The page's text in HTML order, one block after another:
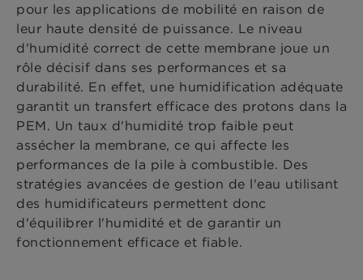
pour les applications de mobilité en raison de
leur haute densité de puissance. Le niveau
d'humidité correct de cette membrane joue un
rôle décisif dans ses performances et sa
durabilité. En effet, une humidification adéquate
garantit un transfert efficace des protons dans la
PEM. Un taux d'humidité trop faible peut
assécher la membrane, ce qui affecte les
performances de la pile à combustible. Des
stratégies avancées de gestion de l'eau utilisant
des humidificateurs permettent donc
d'équilibrer l'humidité et de garantir un
fonctionnement efficace et fiable.